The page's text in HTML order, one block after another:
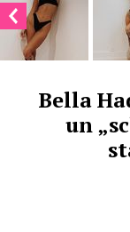
Bella
un